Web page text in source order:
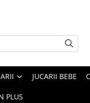
JUCARII BEBE
PLUS